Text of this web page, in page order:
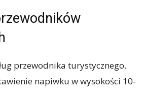
przewodnika turystycznego,
napiwku w wysokości 10-